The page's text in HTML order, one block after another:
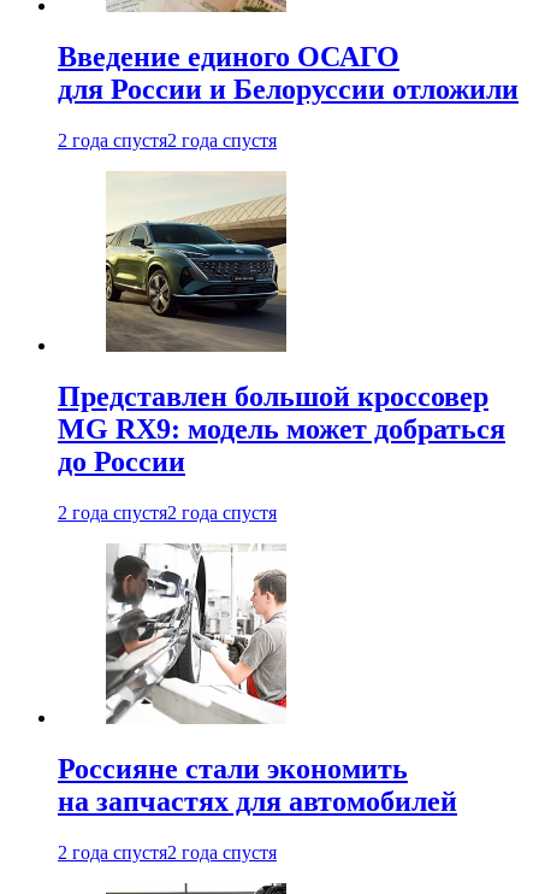
Введение единого ОСАГО
для России и Белоруссии отложили
2 года спустя2 года спустя
Представлен большой кроссовер
MG RX9: модель может добраться
до России
2 года спустя2 года спустя
Россияне стали экономить
на запчастях для автомобилей
2 года спустя2 года спустя